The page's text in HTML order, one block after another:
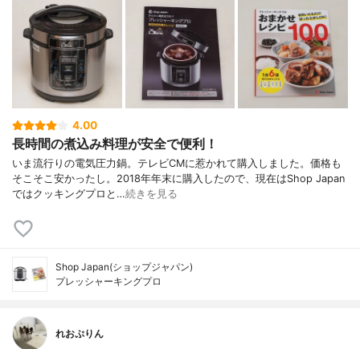
4.00
長時間の煮込み料理が安全で便利！
いま流行りの電気圧力鍋。テレビCMに惹かれて購入しました。価格も
そこそこ安かったし。2018年年末に購入したので、現在はShop Japan
ではクッキングプロと…続きを見る
Shop Japan(ショップジャパン)
プレッシャーキングプロ
れおぷりん